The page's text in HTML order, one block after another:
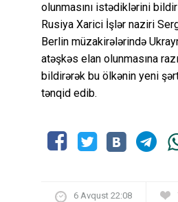
olunmasını istədiklərini
Rusiya Xarici İşlər naziri
Berlin müzakirələrində
atəşkəs elan olunmasına
bildirərək bu ölkənin yeni
tənqid edib.
6 Avqust 22:08